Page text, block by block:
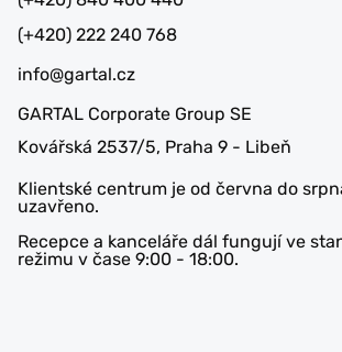
(+420) 222 240 768
info@gartal.cz
GARTAL Corporate Group SE
Kovářská 2537/5, Praha 9 - Libeň
Klientské centrum je od června do
uzavřeno.
Recepce a kanceláře dál fungují ve
režimu v čase 9:00 - 18:00.